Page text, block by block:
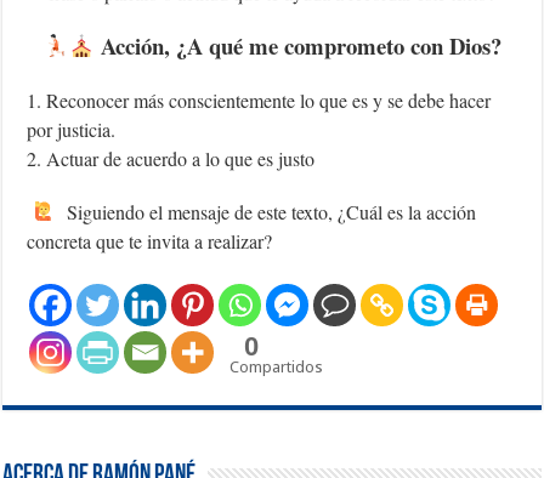
Acción, ¿A qué me comprometo con Dios?
1. Reconocer más conscientemente lo que es y se debe hacer
por justicia.
2. Actuar de acuerdo a lo que es justo
Siguiendo el mensaje de este texto, ¿Cuál es la acción
concreta que te invita a realizar?
0
Compartidos